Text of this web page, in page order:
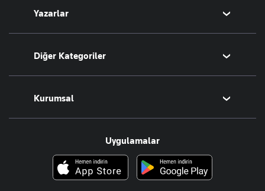
Tarih
Sesli Yayınlar
Yazarlar
Tüm Yazarlar
Diğer Kategoriler
Teknoloji
Foto Haber
Kurumsal
Künye
Uygulamalar